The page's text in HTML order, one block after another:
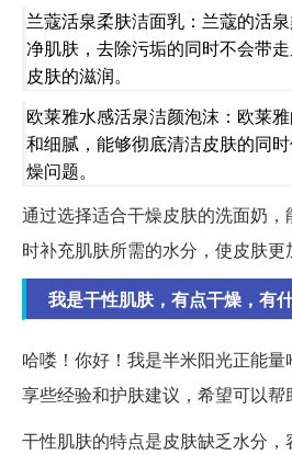
兰蔻活泉柔肤洁面乳：兰蔻的活
净肌肤，去除污垢的同时不会带
皮肤的滋润。
欧莱雅水感活泉洁颜泡沫：欧莱
和细腻，能够彻底清洁皮肤的同
燥问题。
通过选择适合干燥皮肤的洗面奶
时补充肌肤所需的水分，使皮肤更
我是干性肌肤，有点干燥，有
哈喽！你好！我是半米阳光正能
享些经验和护肤建议，希望可以帮
干性肌肤的特点是皮肤缺乏水分